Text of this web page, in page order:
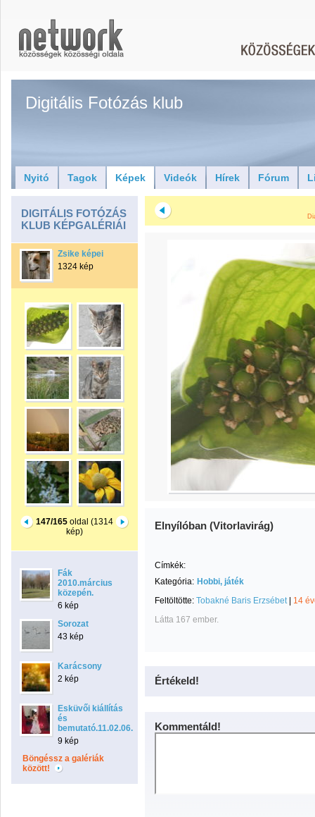
Digitális Fotózás klub
Nyitó Tagok Képek Videók Hírek Fórum
DIGITÁLIS FOTÓZÁS
KLUB KÉPGALÉRIÁI
Zsike képei
1324 kép
147/165 oldal (1314
kép)
Fák
2010.március
közepén.
6 kép
Sorozat
43 kép
Karácsony
2 kép
Esküvői kiállítás
és
bemutató.11.02.06.
9 kép
Böngéssz a galériák
között!
Elnyílóban (Vitorlavirág)
Címkék:
Kategória: Hobbi, játék
Feltöltötte: Tobakné Baris Erzsébet| 14
Látta 167 ember.
Értékeld!
Kommentáld!